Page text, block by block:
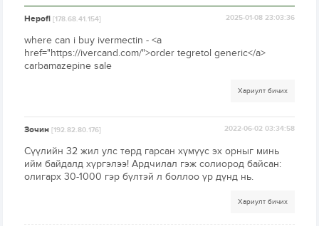
Hepofi[178.68.41.154] 2025-01-08 23:03:36
where can i buy ivermectin - <a
href="https://ivercand.com/">order tegretol generic</a>
carbamazepine sale
Хариулт бичих
Зочин[192.82.80.176] 2022-06-02 03:34:58
Сүүлийн 32 жил улс төрд гарсан хүмүүс эх орныг минь
ийм байдалд хүргэлээ! Ардчилал гэж солиород байсан:
олигарх 30-1000 гэр бүлтэй л боллоо үр дүнд нь.
Хариулт бичих